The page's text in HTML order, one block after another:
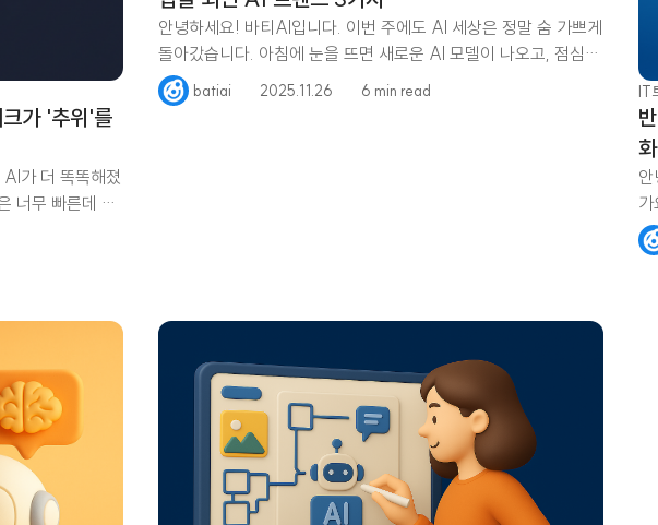
가 '추위'를
너무 빠른데 따
안녕하세요! 바티AI입니다. 이번 주에도 AI 세상은 정말 숨 가쁘게
돌아갔습니다. 아침에 눈을 뜨면 새로운 AI 모델이 나오고, 점심
먹고 나면
batiai 2025.11.26 6 min read IT
안녕하세
떤